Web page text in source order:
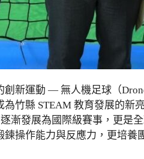
新運動 — 無人機足球（
竹縣 STEAM 教育發展的新
漸發展為國際級賽事，更是
操作能力與反應力，更培